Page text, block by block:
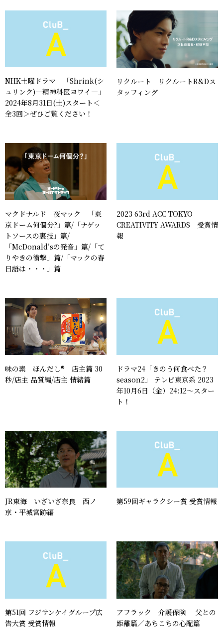
NHK土曜ドラマ 「Shrink(シ
ュリンク)―精神科医ヨワイ―」
2024年8月31日(土)スタート＜
全3回＞ぜひご覧ください！
リクルート リクルートR&Dス
タッフィング
マクドナルド 夜マック 「東
京ドーム何個分?」篇/「ナゲッ
トソースの裏技」篇/
「McDonald’sの発音」篇/「て
りやきの衝撃」篇/「マックの春
日語は・・・」篇
2023 63rd ACC TOKYO
CREATIVITY AWARDS 受賞情
報
味の素 ほんだし® 店主篇 30
秒/店主 品質編/店主 情緒篇
ドラマ24「きのう何食べた？
season2」 テレビ東京系 2023
年10月6日（金）24:12～スター
ト！
JR東海 いざいざ奈良 西ノ
京・平城宮跡編
第59回ギャラクシー賞 受賞情報
第51回 フジサンケイグループ広
告大賞 受賞情報
アフラック 介護保険 父との
距離篇／あちこちの心配篇